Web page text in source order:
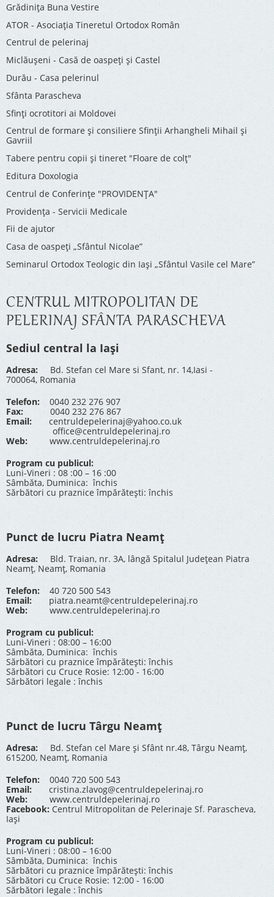
Grădinița Buna Vestire
ATOR - Asociaţia Tineretul Ortodox Român
Centrul de pelerinaj
Miclăușeni - Casă de oaspeţi şi Castel
Durău - Casa pelerinul
Sfânta Parascheva
Sfinți ocrotitori ai Moldovei
Centrul de formare și consiliere Sfinții Arhangheli Mihail și
Gavriil
Tabere pentru copii şi tineret "Floare de colţ"
Editura Doxologia
Centrul de Conferinţe "PROVIDENŢA"
Providenţa - Servicii Medicale
Fii de ajutor
Casa de oaspeți „Sfântul Nicolae”
Seminarul Ortodox Teologic din Iași „Sfântul Vasile cel Mare”
CENTRUL MITROPOLITAN DE
PELERINAJ SFÂNTA PARASCHEVA
Sediul central la Iași
Adresa: Bd. Stefan cel Mare si Sfant, nr. 14,Iasi -
700064, Romania
Telefon: 0040 232 276 907
Fax: 0040 232 276 867
Email:
centruldepelerinaj@yahoo.co.uk
office@centruldepelerinaj.ro
Web:
www.centruldepelerinaj.ro
Program cu publicul:
Luni-Vineri : 08 :00 – 16 :00
Sâmbăta, Duminica: închis
Sărbători cu praznice împărătești: închis
Punct de lucru Piatra Neamț
Adresa: Bld. Traian, nr. 3A, lângă Spitalul Județean Piatra
Neamț, Neamț, Romania
Telefon:40 720 500 543
Email:
piatra.neamt@centruldepelerinaj.ro
Web:
www.centruldepelerinaj.ro
Program cu publicul:
Luni-Vineri : 08:00 – 16:00
Sâmbăta, Duminica: închis
Sărbători cu praznice împărătești: închis
Sărbători cu Cruce Rosie: 12:00 - 16:00
Sărbători legale : închis
Punct de lucru Târgu Neamț
Adresa: Bd. Stefan cel Mare și Sfânt nr.48, Târgu Neamț,
615200, Neamț, Romania
Telefon: 0040 720 500 543
Email:
cristina.zlavog@centruldepelerinaj.ro
Web:
www.centruldepelerinaj.ro
Facebook: Centrul Mitropolitan de Pelerinaje Sf. Parascheva,
Iași
Program cu publicul:
Luni-Vineri : 08:00 – 16:00
Sâmbăta, Duminica: închis
Sărbători cu praznice împărătești: închis
Sărbători cu Cruce Rosie: 12:00 - 16:00
Sărbători legale : închis